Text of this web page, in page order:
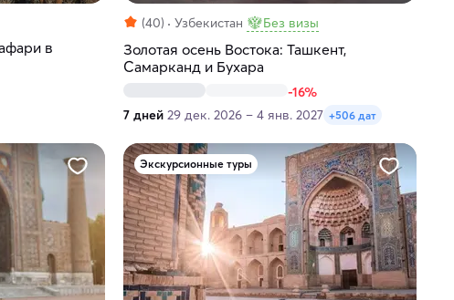
в
(40) Узбекистан Без визы
Золотая осень Востока: Ташкент,
Самарканд и Бухара
-16%
7 дней 29 дек. 2026 – 4 янв. 2027 +506 дат
Экскурсионные туры